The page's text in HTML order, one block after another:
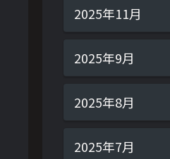
2025年11月
2025年9月
2025年8月
2025年7月